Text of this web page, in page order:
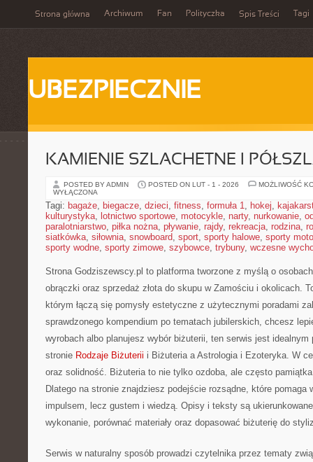
Strona główna Archiwum Fan Polityczka Spis Treści Tagi
UBEZPIECZNIE
KAMIENIE SZLACHETNE I
POSTED BY ADMIN POSTED ON LUT - 1 - 2026
MOŻLIWOŚĆ
WYŁĄCZONA
Tagi: bagaże, biegacze, dzieci, fitness, formuła 1, hokej,
kulturystyka, lotnictwo sportowe, motocykle, narty, nurkowanie,
paralotniarstwo, piłka nożna, pływanie, rajdy, rekreacja, rodzina,
siatkówka, siłownia, snowboard, sport, sporty halowe, sporty
sporty wodne, sporty zimowe, szybowce, trybuny, wczesne
Strona Godziszewscy.pl to platforma tworzone z myślą o
obrączki oraz sprzedaż złota do skupu w Zamościu i okolicach.
którym łączą się pomysły estetyczne z użytecznymi poradami
sprawdzonego kompendium po tematach jubilerskich, chcesz
wyrobach albo planujesz wybór biżuterii, ten serwis jest
stronie Rodzaje Biżuterii i Biżuteria a Astrologia i Ezoteryka. W
oraz solidność. Biżuteria to nie tylko ozdoba, ale często
Dlatego na stronie znajdziesz podejście rozsądne, które pomaga
impulsem, lecz gustem i wiedzą. Opisy i teksty są
wykonanie, porównać materiały oraz dopasować biżuterię do
Serwis w naturalny sposób prowadzi czytelnika przez tematy